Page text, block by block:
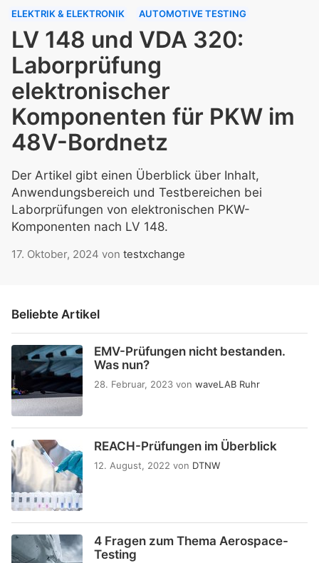
ELEKTRIK & ELEKTRONIK AUTOMOTIVE TESTING
LV 148 und VDA 320:
Laborprüfung
elektronischer
Komponenten für PKW im
48V-Bordnetz
Der Artikel gibt einen Überblick über Inhalt,
Anwendungsbereich und Testbereichen bei
Laborprüfungen von elektronischen PKW-
Komponenten nach LV 148.
17. Oktober, 2024 von testxchange
Beliebte Artikel
EMV-Prüfungen nicht bestanden.
Was nun?
28. Februar, 2023 von waveLAB Ruhr
REACH-Prüfungen im Überblick
12. August, 2022 von DTNW
4 Fragen zum Thema Aerospace-
Testing